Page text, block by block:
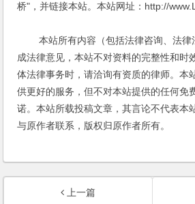
桥"，并链接本站。本站网址：http://
本站所有内容（包括法律咨询、法律
成法律意见，本站不对资料的完整性和时
体法律事务时，请洽询有资质的律师。本
供更好的服务，但不对本站提供的任何免
诺。本站所载投稿文章，其言论不代表本
与原作者联系，版权归原作者所有。
上一篇